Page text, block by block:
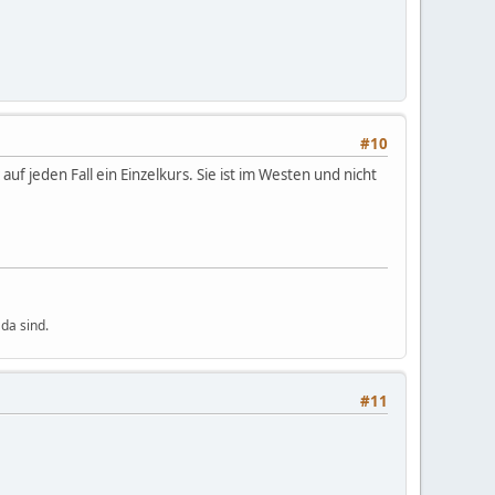
#10
jeden Fall ein Einzelkurs. Sie ist im Westen und nicht
sind.
#11